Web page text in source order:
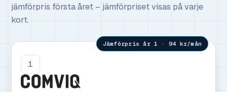
jämförpris första året – jämförpriset visas på varje
kort.
Jämförpris år 1 · 94 kr/mån
1